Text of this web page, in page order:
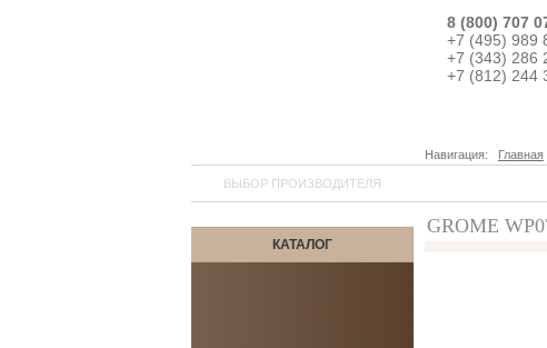
8 (800) 707
+7 (495) 989
+7 (343) 286
+7 (812) 244
Навигация: Главная
ВЫБОР ПРОИЗВОДИТЕЛЯ
КАТАЛОГ
GROME